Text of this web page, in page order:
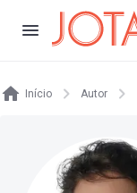
Início Autor